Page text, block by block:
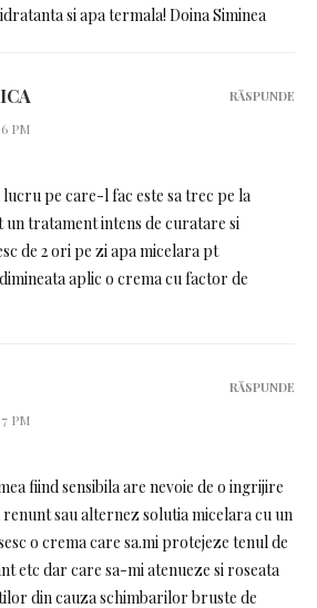
si apa termala! Doina Siminea
PM
pe care-l fac este sa trec pe la
un tratament intens de curatare si
de 2 ori pe zi apa micelara pt
aplic o crema cu factor de
RĂSPUNDE
PM
fiind sensibila are nevoie de o ingrijire
renunt sau alternez solutia micelara cu un
o crema care sa.mi protejeze tenul de
etc dar care sa-mi atenueze si roseata
din cauza schimbarilor bruste de
RĂSPUNDE